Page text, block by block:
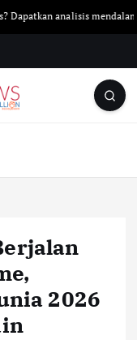
analisis mendalam hanya
2026